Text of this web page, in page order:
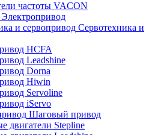
частоты VACON
Электропривод
Сервотехника и
HCFA
Leadshine
Dorna
Hiwin
Servoline
iServo
Шаговый привод
двигатели Stepline